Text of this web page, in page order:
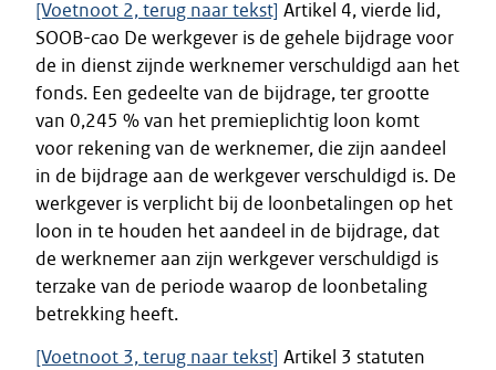
[Voetnoot 2, terug naar tekst] Artikel 4, vierde lid,
SOOB-cao De werkgever is de gehele bijdrage voor
de in dienst zijnde werknemer verschuldigd aan het
fonds. Een gedeelte van de bijdrage, ter grootte
van 0,245 % van het premieplichtig loon komt
voor rekening van de werknemer, die zijn aandeel
in de bijdrage aan de werkgever verschuldigd is. De
werkgever is verplicht bij de loonbetalingen op het
loon in te houden het aandeel in de bijdrage, dat
de werknemer aan zijn werkgever verschuldigd is
terzake van de periode waarop de loonbetaling
betrekking heeft.
[Voetnoot 3, terug naar tekst] Artikel 3 statuten